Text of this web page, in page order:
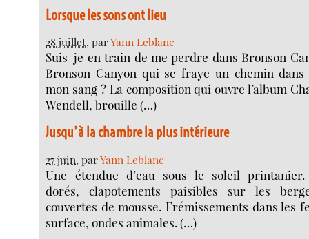
Lorsque les sons ont lieu
28 juillet, parYann Leblanc
Suis-je en train de me perdre dans Bronson
Bronson Canyon qui se fraye un chemin
mon sang ? La composition qui ouvre l’album
Wendell, brouille (…)
Jusqu’à la chambre la plus intérieure
27 juin, parYann Leblanc
Une étendue d’eau sous le soleil printanier.
dorés, clapotements paisibles sur les
couvertes de mousse. Frémissements dans les
surface, ondes animales. (…)